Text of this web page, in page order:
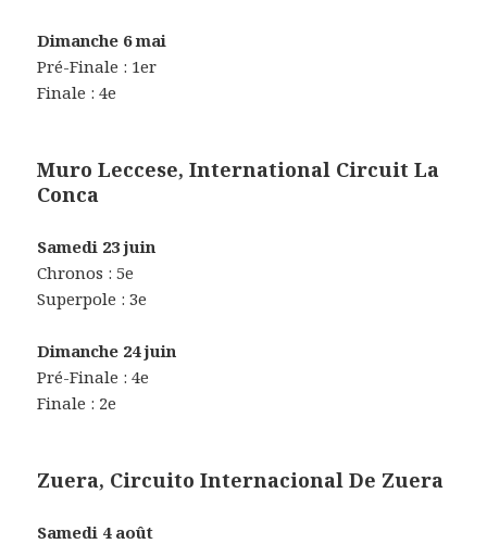
Dimanche 6 mai
Pré-Finale : 1er
Finale : 4e
Muro Leccese, International Circuit La
Conca
Samedi 23 juin
Chronos : 5e
Superpole : 3e
Dimanche 24 juin
Pré-Finale : 4e
Finale : 2e
Zuera, Circuito Internacional De Zuera
Samedi 4 août